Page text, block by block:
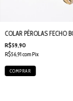
COLAR PÉROLAS FECHO
R$59,90
R$56,91comPix